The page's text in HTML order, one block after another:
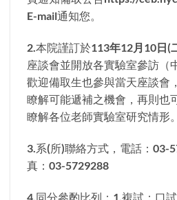
E-mail通知您。
2.本院謹訂於113年12月10日(
座談會並開放各實驗室參訪（
歡迎備取生也參與當天座談會
瞭解可能遞補之機會，再則也
瞭解各位老師實驗室研究情形。
3.系(所)聯絡方式，電話：03-
真：03-5729288
4.同分參酌比列：1.複試：口